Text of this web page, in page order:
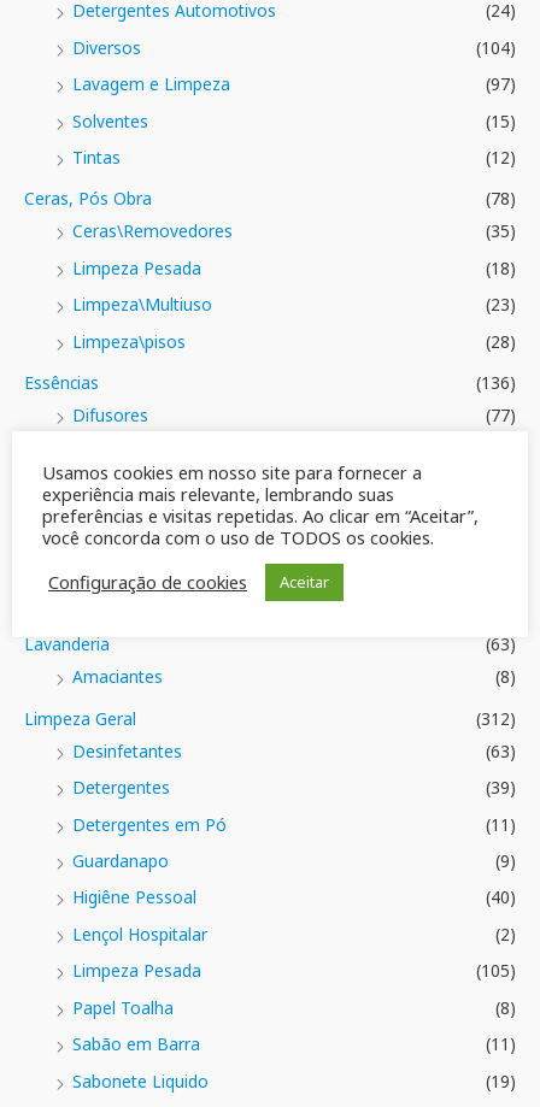
Detergentes Automotivos
(24)
Diversos
(104)
Lavagem e Limpeza
(97)
Solventes
(15)
Tintas
(12)
Ceras, Pós Obra
(78)
Ceras\Removedores
(35)
Limpeza Pesada
(18)
Limpeza\Multiuso
(23)
Limpeza\pisos
(28)
Essências
(136)
Difusores
(77)
Frascos
Tampas e Válvulas
Lavanderia
(63)
Amaciantes
(8)
Limpeza Geral
(312)
Desinfetantes
(63)
Detergentes
(39)
Detergentes em Pó
(11)
Guardanapo
(9)
Higiêne Pessoal
(40)
Lençol Hospitalar
(2)
Limpeza Pesada
(105)
Papel Toalha
(8)
Sabão em Barra
(11)
Sabonete Liquido
(19)
Usamos cookies em nosso site para fornecer a
experiência mais relevante, lembrando suas
preferências e visitas repetidas. Ao clicar em “Aceitar”,
você concorda com o uso de TODOS os cookies.
Configuração de cookies
Aceitar